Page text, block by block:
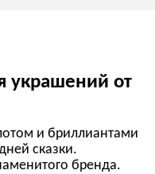
украшений от
и бриллиантами
сказки.
бренда.